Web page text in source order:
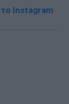
Instagram